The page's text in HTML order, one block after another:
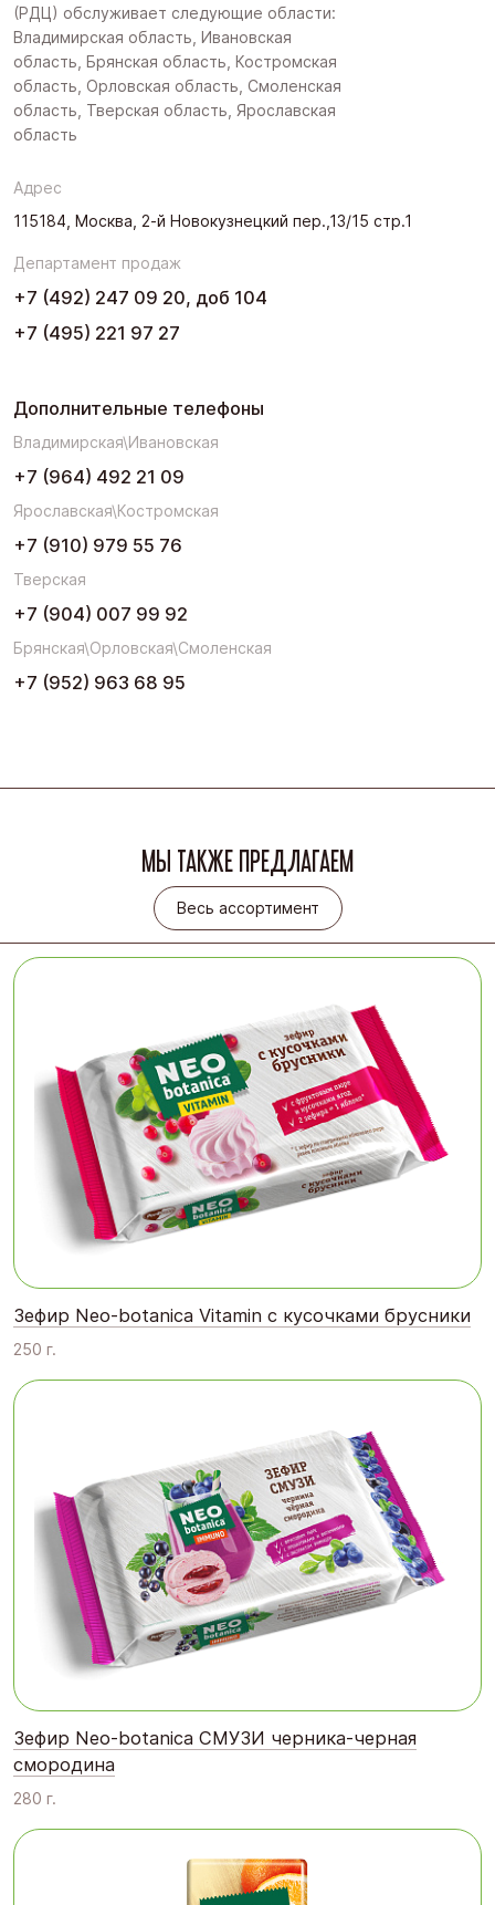
(РДЦ) обслуживает следующие области:
Владимирская область, Ивановская
область, Брянская область, Костромская
область, Орловская область, Смоленская
область, Тверская область, Ярославская
область
Адрес
115184, Москва, 2-й Новокузнецкий пер.,13/15 стр.1
Департамент продаж
+7 (492) 247 09 20, доб 104
+7 (495) 221 97 27
Дополнительные телефоны
Владимирская\Ивановская
+7 (964) 492 21 09
Ярославская\Костромская
+7 (910) 979 55 76
Тверская
+7 (904) 007 99 92
Брянская\Орловская\Смоленская
+7 (952) 963 68 95
МЫ ТАКЖЕ ПРЕДЛАГАЕМ
Весь ассортимент
Весь ассортимент
Зефир Neo-botanica Vitamin с кусочками брусники
250 г.
Зефир Neo-botanica СМУЗИ черника-черная
смородина
280 г.